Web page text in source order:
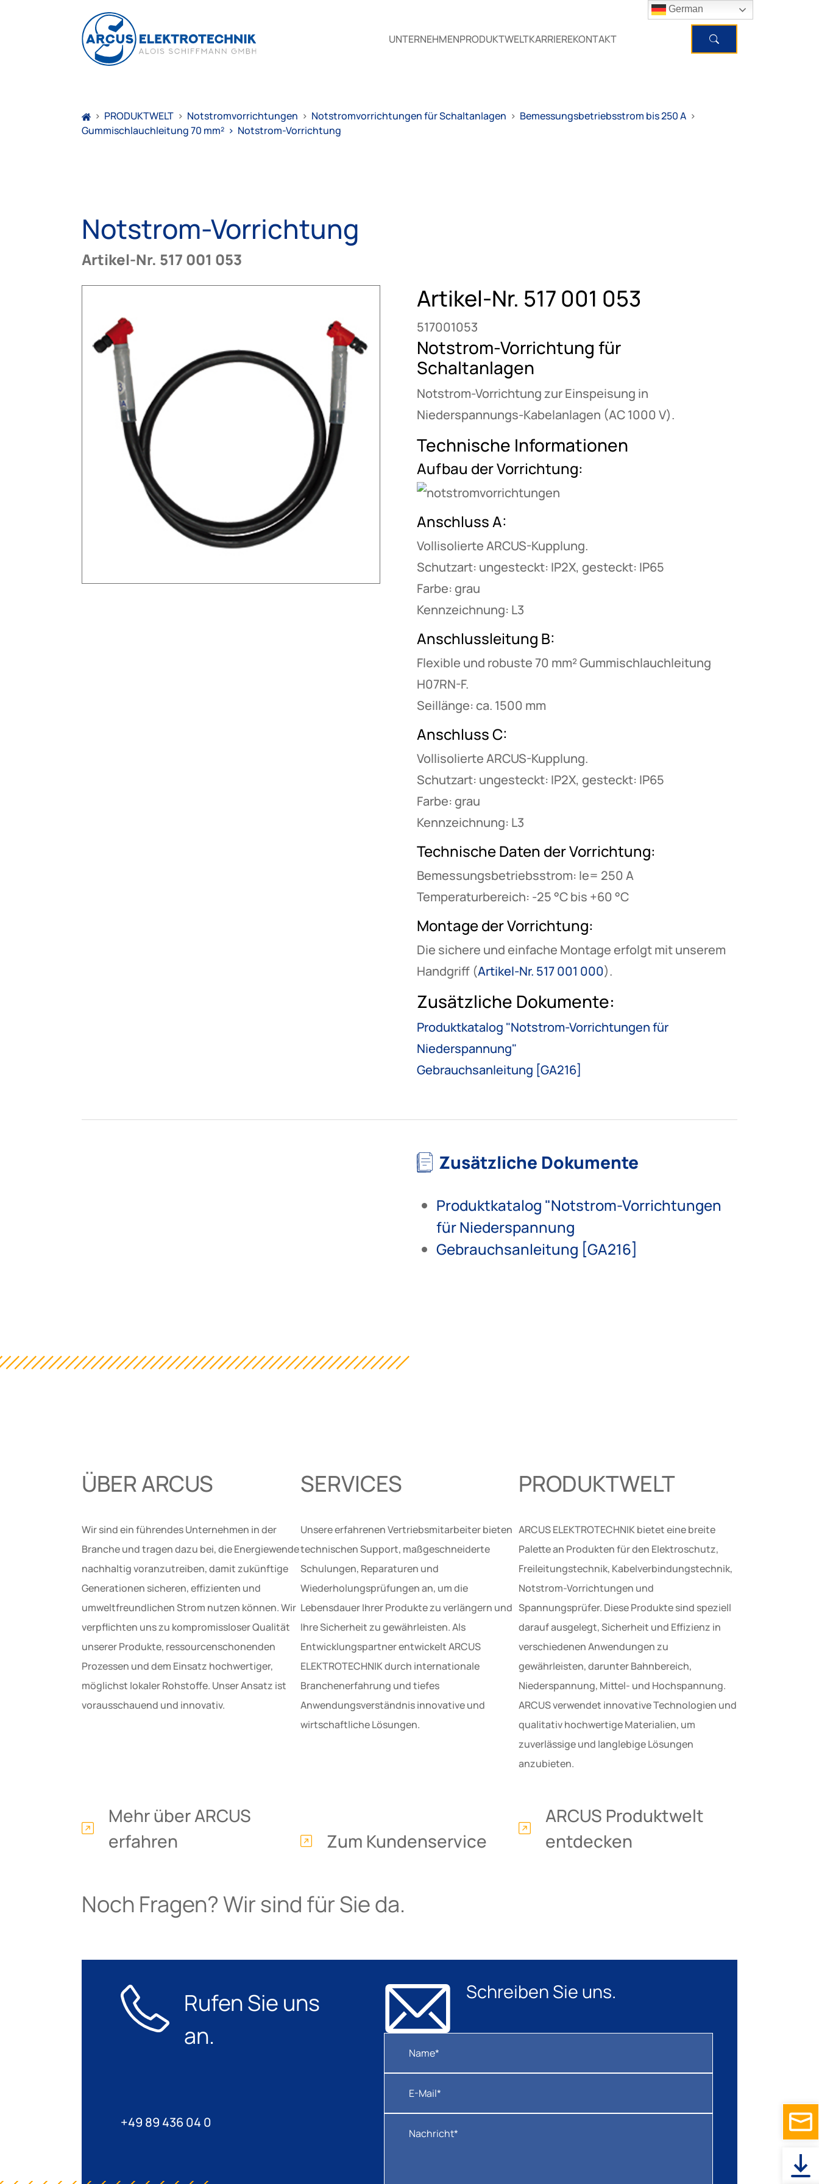
UNTERNEHMENPRODUKTWELTKARRIEREKONTAKT
> PRODUKTWELT > Notstromvorrichtungen > Notstromvorrichtungen für Schaltanlagen > Bemessungsbetriebsstrom bis 250 A >
Gummischlauchleitung 70 mm² > Notstrom-Vorrichtung
Notstrom-Vorrichtung
Artikel-Nr. 517 001 053
Artikel-Nr. 517 001 053
517001053
Notstrom-Vorrichtung für
Schaltanlagen
Notstrom-Vorrichtung zur Einspeisung in
Niederspannungs-Kabelanlagen (AC 1000 V).
Technische Informationen
Aufbau der Vorrichtung:
Anschluss A:
Vollisolierte ARCUS-Kupplung.
Schutzart: ungesteckt: IP2X, gesteckt: IP65
Farbe: grau
Kennzeichnung: L3
Anschlussleitung B:
Flexible und robuste 70 mm² Gummischlauchleitung
H07RN-F.
Seillänge: ca. 1500 mm
Anschluss C:
Vollisolierte ARCUS-Kupplung.
Schutzart: ungesteckt: IP2X, gesteckt: IP65
Farbe: grau
Kennzeichnung: L3
Technische Daten der Vorrichtung:
Bemessungsbetriebsstrom: Ie= 250 A
Temperaturbereich: -25 °C bis +60 °C
Montage der Vorrichtung:
Die sichere und einfache Montage erfolgt mit unserem
Handgriff (Artikel-Nr. 517 001 000).
Zusätzliche Dokumente:
Produktkatalog "Notstrom-Vorrichtungen für
Niederspannung"
Gebrauchsanleitung [GA216]
Zusätzliche Dokumente
Produktkatalog "Notstrom-Vorrichtungen
für Niederspannung
Gebrauchsanleitung [GA216]
ÜBER ARCUS
Wir sind ein führendes Unternehmen in der
Branche und tragen dazu bei, die Energiewende
nachhaltig voranzutreiben, damit zukünftige
Generationen sicheren, effizienten und
umweltfreundlichen Strom nutzen können. Wir
verpflichten uns zu kompromissloser Qualität
unserer Produkte, ressourcenschonenden
Prozessen und dem Einsatz hochwertiger,
möglichst lokaler Rohstoffe. Unser Ansatz ist
vorausschauend und innovativ.
Mehr über ARCUS
erfahren
SERVICES
Unsere erfahrenen Vertriebsmitarbeiter bieten
technischen Support, maßgeschneiderte
Schulungen, Reparaturen und
Wiederholungsprüfungen an, um die
Lebensdauer Ihrer Produkte zu verlängern und
Ihre Sicherheit zu gewährleisten. Als
Entwicklungspartner entwickelt ARCUS
ELEKTROTECHNIK durch internationale
Branchenerfahrung und tiefes
Anwendungsverständnis innovative und
wirtschaftliche Lösungen.
Zum Kundenservice
PRODUKTWELT
ARCUS ELEKTROTECHNIK bietet eine breite
Palette an Produkten für den Elektroschutz,
Freileitungstechnik, Kabelverbindungstechnik,
Notstrom-Vorrichtungen und
Spannungsprüfer. Diese Produkte sind speziell
darauf ausgelegt, Sicherheit und Effizienz in
verschiedenen Anwendungen zu
gewährleisten, darunter Bahnbereich,
Niederspannung, Mittel- und Hochspannung.
ARCUS verwendet innovative Technologien und
qualitativ hochwertige Materialien, um
zuverlässige und langlebige Lösungen
anzubieten.
ARCUS Produktwelt
entdecken
Noch Fragen? Wir sind für Sie da.
Rufen Sie uns
an.
+49 89 436 04 0
Schreiben Sie uns.
German